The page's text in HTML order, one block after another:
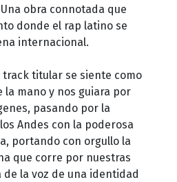
obra connotada que
donde el rap latino se
internacional.
titular se siente como
la mano y nos guiara por
pasando por la
Andes con la poderosa
portando con orgullo la
que corre por nuestras
de la voz de una identidad